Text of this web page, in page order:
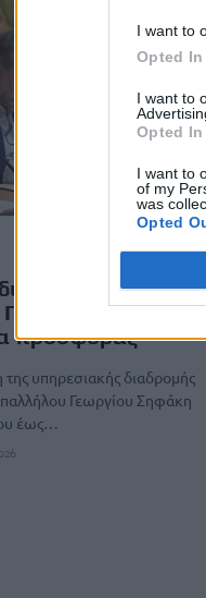
I want to
Opted In
I want to
Opted In
I want to
of my
was
Opted
αποχαιρετά
Γιώργιο Σηφάκη
προσφοράς
υπηρεσιακής διαδρομής
Γεωργίου Σηφάκη
έως…